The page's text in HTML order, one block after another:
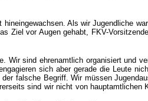
Als wir Jugendliche
Ziel vor Augen gehabt, FKV-
sind ehrenamtlich organisiert und
sich aber gerade die Leute
falsche Begriff. Wir müssen
sind wir nicht von